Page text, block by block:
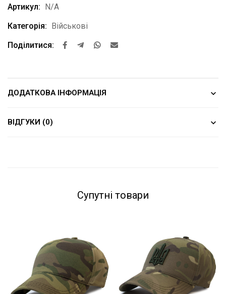
Артикул: N/A
Категорія: Військові
Поділитися:
ДОДАТКОВА ІНФОРМАЦІЯ
ВІДГУКИ (0)
Супутні товари